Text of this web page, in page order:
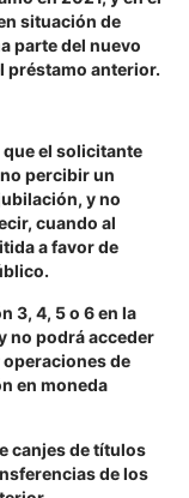
situación de
parte del nuevo
préstamo anterior.
el solicitante
percibir un
y no
cuando al
a favor de
3, 4, 5 o 6 en la
no podrá acceder
de
en moneda
canjes de títulos
de los